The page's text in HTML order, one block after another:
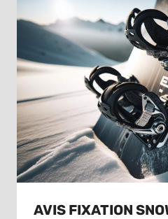
AVIS FIXATION